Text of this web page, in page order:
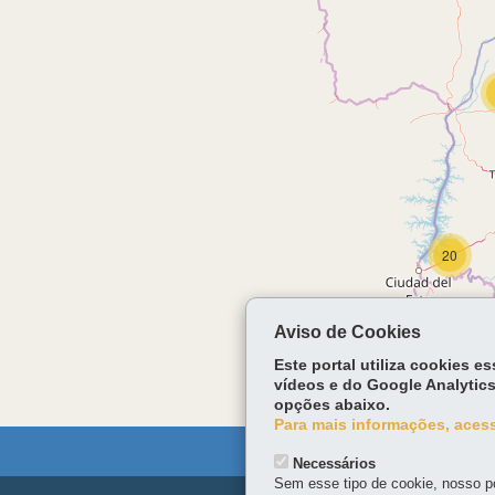
20
Aviso de Cookies
Este portal utiliza cookies
vídeos e do Google
opções abaixo.
Para mais informações,
Necessários
Sem esse tipo de cookie, nosso